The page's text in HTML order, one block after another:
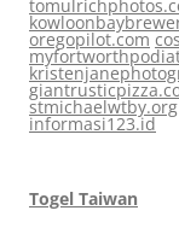
oregopilot.com
stmichaelwtby.org
informasi123.id
Togel Taiwan